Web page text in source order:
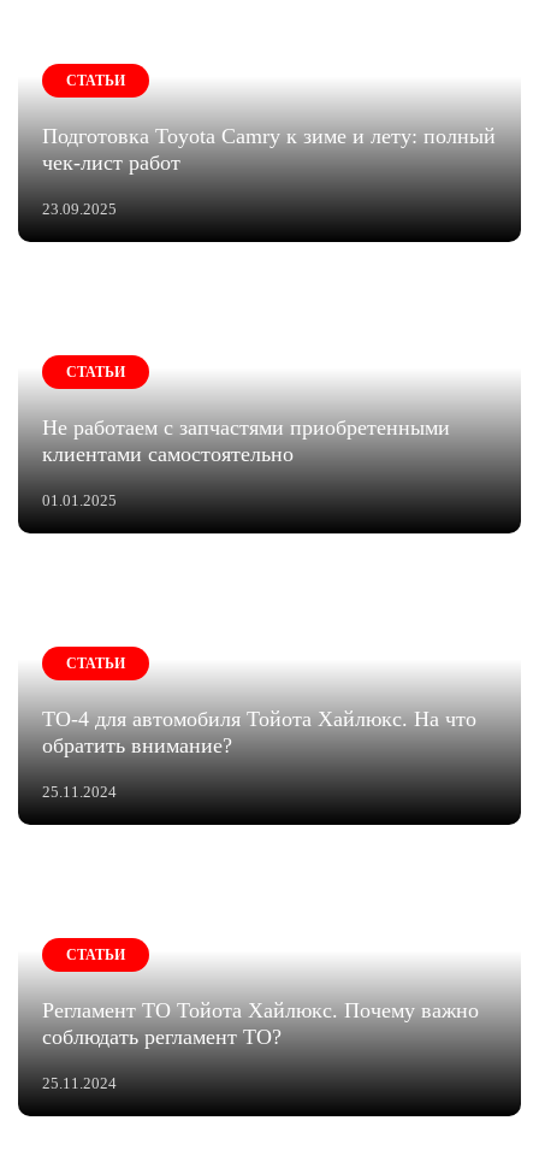
СТАТЬИ
Подготовка Toyota Camry к зиме и лету: полный
чек-лист работ
23.09.2025
СТАТЬИ
Не работаем с запчастями приобретенными
клиентами самостоятельно
01.01.2025
СТАТЬИ
ТО-4 для автомобиля Тойота Хайлюкс. На что
обратить внимание?
25.11.2024
СТАТЬИ
Регламент ТО Тойота Хайлюкс. Почему важно
соблюдать регламент ТО?
25.11.2024